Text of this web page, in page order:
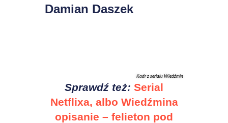
Damian Daszek
Kadr z serialu Wiedźmin
Sprawdź też: Serial
Netflixa, albo Wiedźmina
opisanie – felieton pod